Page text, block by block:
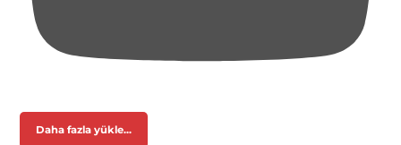
Daha fazla yükle...